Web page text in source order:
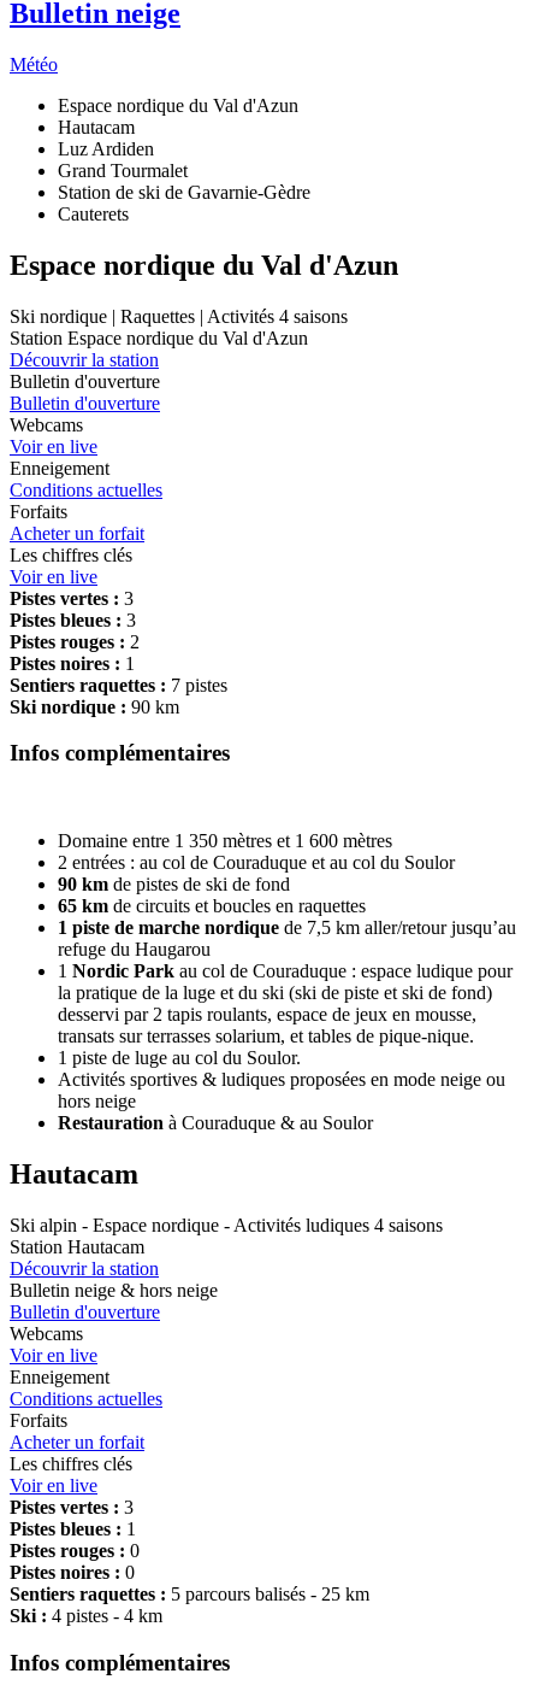
Bulletin neige
Météo
Espace nordique du Val d'Azun
Hautacam
Luz Ardiden
Grand Tourmalet
Station de ski de Gavarnie-Gèdre
Cauterets
Espace nordique du Val d'Azun
Ski nordique | Raquettes | Activités 4 saisons
Station Espace nordique du Val d'Azun
Découvrir la station
Bulletin d'ouverture
Bulletin d'ouverture
Webcams
Voir en live
Enneigement
Conditions actuelles
Forfaits
Acheter un forfait
Les chiffres clés
Voir en live
Pistes vertes : 3
Pistes bleues : 3
Pistes rouges : 2
Pistes noires : 1
Sentiers raquettes : 7 pistes
Ski nordique : 90 km
Infos complémentaires
Domaine entre 1 350 mètres et 1 600 mètres
2 entrées : au col de Couraduque et au col du Soulor
90 km de pistes de ski de fond
65 km de circuits et boucles en raquettes
1 piste de marche nordique de 7,5 km aller/retour jusqu’au
refuge du Haugarou
1 Nordic Park au col de Couraduque : espace ludique pour
la pratique de la luge et du ski (ski de piste et ski de fond)
desservi par 2 tapis roulants, espace de jeux en mousse,
transats sur terrasses solarium, et tables de pique-nique.
1 piste de luge au col du Soulor.
Activités sportives & ludiques proposées en mode neige ou
hors neige
Restauration à Couraduque & au Soulor
Hautacam
Ski alpin - Espace nordique - Activités ludiques 4 saisons
Station Hautacam
Découvrir la station
Bulletin neige & hors neige
Bulletin d'ouverture
Webcams
Voir en live
Enneigement
Conditions actuelles
Forfaits
Acheter un forfait
Les chiffres clés
Voir en live
Pistes vertes : 3
Pistes bleues : 1
Pistes rouges : 0
Pistes noires : 0
Sentiers raquettes : 5 parcours balisés - 25 km
Ski : 4 pistes - 4 km
Infos complémentaires